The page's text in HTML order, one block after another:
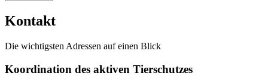
Kontakt
Die wichtigsten Adressen auf einen Blick
Koordination des aktiven Tierschutzes